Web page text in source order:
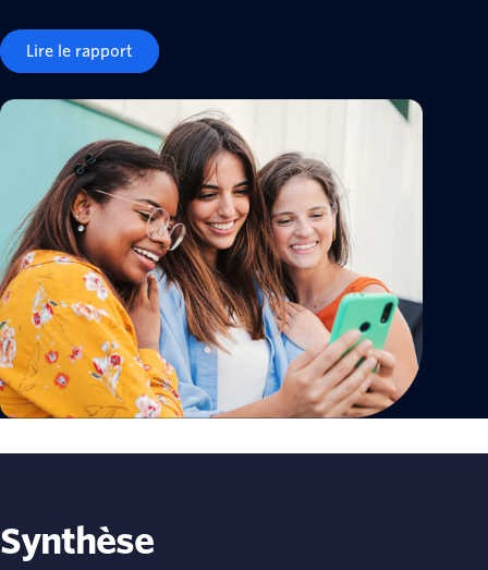
Lire le rapport
Synthèse